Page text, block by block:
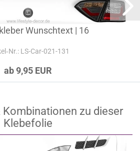
Wunschtext | 16
LS-Car-021-131
ab 9,95 EUR
zu dieser
Klebefolie